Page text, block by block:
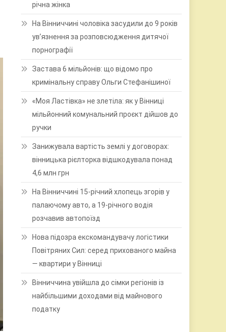
річна жінка
На Вінниччині чоловіка засудили до 9 років
ув’язнення за розповсюдження дитячої
порнографії
Застава 6 мільйонів: що відомо про
кримінальну справу Ольги Стефанішиної
«Моя Ластівка» не злетіла: як у Вінниці
мільйонний комунальний проєкт дійшов до
ручки
Занижувала вартість землі у договорах:
вінницька рієлторка відшкодувала понад
4,6 млн грн
На Вінниччині 15-річний хлопець згорів у
палаючому авто, а 19-річного водія
розчавив автопоїзд
Нова підозра екскомандувачу логістики
Повітряних Сил: серед прихованого майна
— квартири у Вінниці
Вінниччина увійшла до сімки регіонів із
найбільшими доходами від майнового
податку